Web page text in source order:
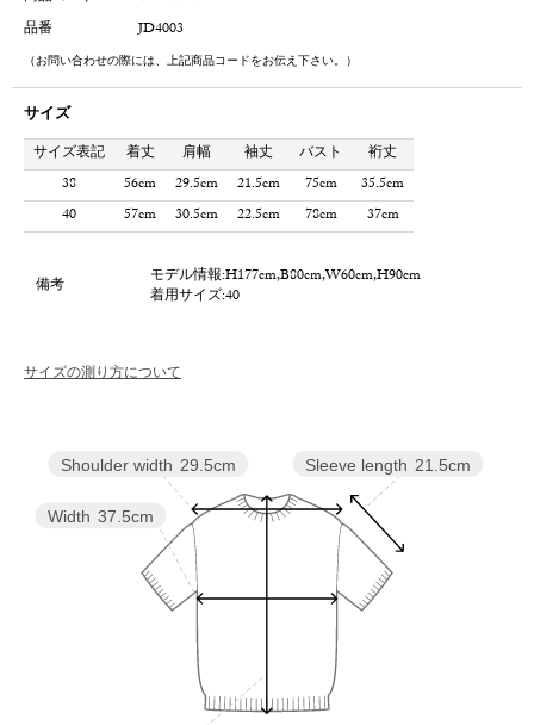
品番
JD4003
（お問い合わせの際には、上記商品コードをお伝え下さい。）
サイズ
サイズ表記 着丈 肩幅 袖丈 バスト
裄丈
38
56cm 29.5cm 21.5cm 75cm
35.5cm
40
57cm 30.5cm 22.5cm 78cm 37cm
備考
モデル情報:H177cm,B80cm,W60cm,H90cm
着用サイズ:40
サイズの測り方について
Sleeve length 21.5cm
Width 37.5cm
Shoulder width 29.5cm